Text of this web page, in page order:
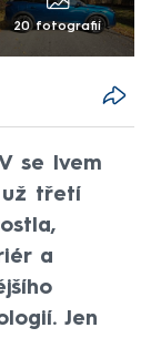
20 fotografií
se lvem
už třetí
a
Jen